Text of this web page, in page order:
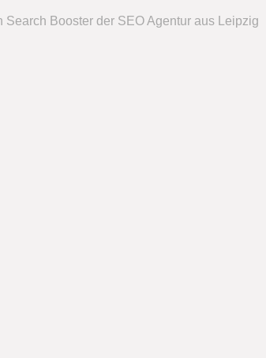
Search Booster der SEO Agentur aus Leipzig